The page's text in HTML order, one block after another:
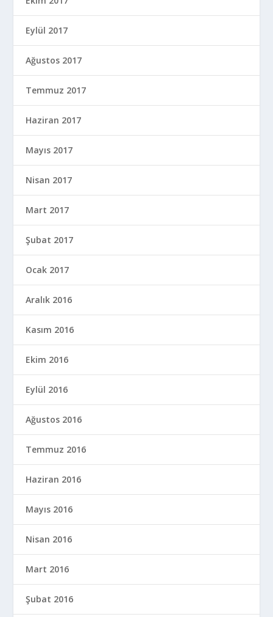
Eylül 2017
Ağustos 2017
Temmuz 2017
Haziran 2017
Mayıs 2017
Nisan 2017
Mart 2017
Şubat 2017
Ocak 2017
Aralık 2016
Kasım 2016
Ekim 2016
Eylül 2016
Ağustos 2016
Temmuz 2016
Haziran 2016
Mayıs 2016
Nisan 2016
Mart 2016
Şubat 2016